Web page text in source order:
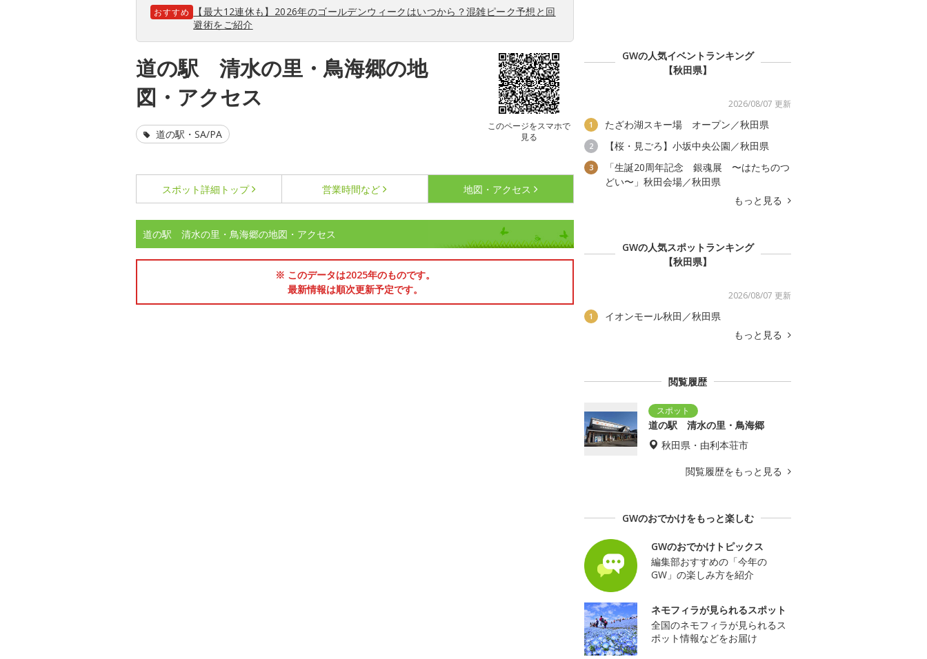
おすすめ
【最大12連休も】2026年のゴールデンウィークはいつから？混雑ピーク予想と回
避術をご紹介
道の駅 清水の里・鳥海郷の地
図・アクセス
このページをスマホで
見る
道の駅・SA/PA
スポット詳細 トップ 営業時間など 地図・アクセス
道の駅 清水の里・鳥海郷の地図・アクセス
※ このデータは2025年のものです。
最新情報は順次更新予定です。
GWの人気イベントランキング
【秋田県】
2026/08/07 更新
1 たざわ湖スキー場 オープン／秋田県
2 【桜・見ごろ】小坂中央公園／秋田県
3
「生誕20周年記念 銀魂展 〜はたちのつ
どい〜」秋田会場／秋田県
もっと見る
GWの人気スポットランキング
【秋田県】
2026/08/07 更新
1
イオンモール秋田／秋田県
もっと見る
閲覧履歴
道の駅 清水の里・鳥海郷
秋田県・由利本荘市
閲覧履歴をもっと見る
GWのおでかけをもっと楽しむ
GWのおでかけトピックス
編集部おすすめの「今年の
GW」の楽しみ方を紹介
ネモフィラが見られるスポット
全国のネモフィラが見られるス
ポット情報などをお届け